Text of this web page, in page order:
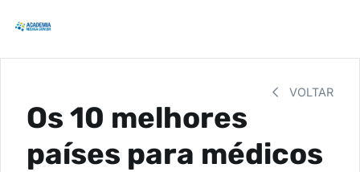
VOLTAR
Os 10 melhores
países para médicos